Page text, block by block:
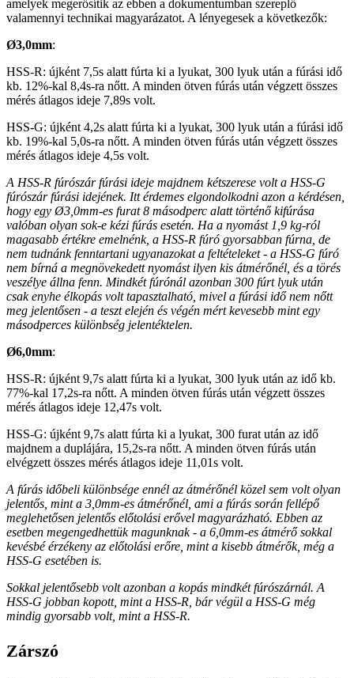
amelyek megerősítik az ebben a dokumentumban szereplő
valamennyi technikai magyarázatot. A lényegesek a következők:
Ø3,0mm:
HSS-R: újként 7,5s alatt fúrta ki a lyukat, 300 lyuk után a fúrási idő
kb. 12%-kal 8,4s-ra nőtt. A minden ötven fúrás után végzett összes
mérés átlagos ideje 7,89s volt.
HSS-G: újként 4,2s alatt fúrta ki a lyukat, 300 lyuk után a fúrási idő
kb. 19%-kal 5,0s-ra nőtt. A minden ötven fúrás után végzett összes
mérés átlagos ideje 4,5s volt.
A HSS-R fúrószár fúrási ideje majdnem kétszerese volt a HSS-G
fúrószár fúrási idejének. Itt érdemes elgondolkodni azon a kérdésen,
hogy egy Ø3,0mm-es furat 8 másodperc alatt történő kifúrása
valóban olyan sok-e kézi fúrás esetén. Ha a nyomást 1,9 kg-ról
magasabb értékre emelnénk, a HSS-R fúró gyorsabban fúrna, de
nem tudnánk fenntartani ugyanazokat a feltételeket - a HSS-G fúró
nem bírná a megnövekedett nyomást ilyen kis átmérőnél, és a törés
veszélye állna fenn. Mindkét fúrónál azonban 300 fúrt lyuk után
csak enyhe élkopás volt tapasztalható, mivel a fúrási idő nem nőtt
meg jelentősen - a teszt elején és végén mért kevesebb mint egy
másodperces különbség jelentéktelen.
Ø6,0mm:
HSS-R: újként 9,7s alatt fúrta ki a lyukat, 300 lyuk után az idő kb.
77%-kal 17,2s-ra nőtt. A minden ötven fúrás után végzett összes
mérés átlagos ideje 12,47s volt.
HSS-G: újként 9,7s alatt fúrta ki a lyukat, 300 furat után az idő
majdnem a duplájára, 15,2s-ra nőtt. A minden ötven fúrás után
elvégzett összes mérés átlagos ideje 11,01s volt.
A fúrás időbeli különbsége ennél az átmérőnél közel sem volt olyan
jelentős, mint a 3,0mm-es átmérőnél, ami a fúrás során fellépő
meglehetősen jelentős előtolási erővel magyarázható. Ebben az
esetben megengedhettük magunknak - a 6,0mm-es átmérő sokkal
kevésbé érzékeny az előtolási erőre, mint a kisebb átmérők, még a
HSS-G esetében is.
Sokkal jelentősebb volt azonban a kopás mindkét fúrószárnál. A
HSS-G jobban kopott, mint a HSS-R, bár végül a HSS-G még
mindig gyorsabb volt, mint a HSS-R.
Zárszó